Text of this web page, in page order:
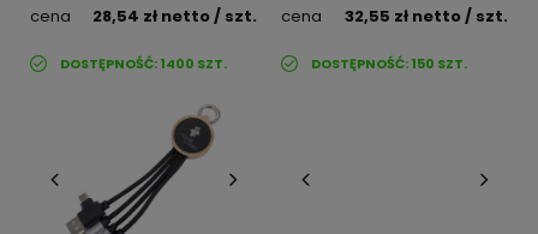
cena
28,54 zł netto/ szt.
DOSTĘPNOŚĆ:1400 SZT.
cena
32,55 zł netto/ szt.
DOSTĘPNOŚĆ:150 SZT.